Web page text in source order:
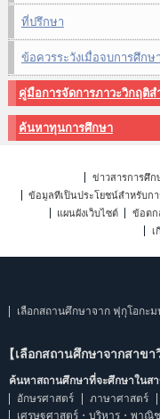
ที่ปรึกษา
ข้อควรระวังเมื่อจบการศึกษา
คู่มือการจัดการภาวะวิกฤติส
ค้นหาทุนการศึกษา
ข่าวสารการศึ
ข้อมูลที่เป็นประโยชน์สำหรับก
แผนผังเว็บไซต์
ข้อตก
เ
เลือกสถานศึกษาจาก ฟุกุโอกะ
【เลือกสถานศึกษาจากสาขา
ค้นหาสถานศึกษาที่จะศึกษาในส
อักษรศาสตร์
ภาษาศาสตร์
เศรษฐศาสตร์・บริหาร・พาณิ